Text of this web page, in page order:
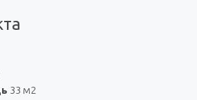
33 м2